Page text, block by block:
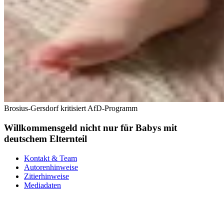
Brosius-Gersdorf kritisiert AfD-Programm
Willkommensgeld nicht nur für Babys mit
deutschem Elternteil
Kontakt & Team
Autorenhinweise
Zitierhinweise
Mediadaten